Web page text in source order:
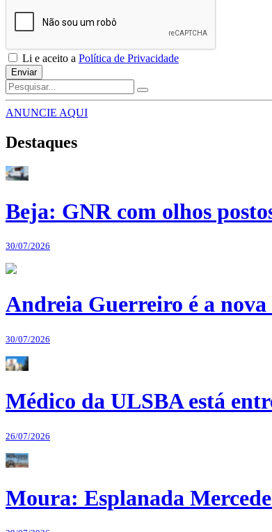
Li e aceito a Política de Privacidade
Enviar
ANUNCIE AQUI
Destaques
Beja: GNR com olhos
30/07/2026
Andreia Guerreiro é a
30/07/2026
Médico da ULSBA está
26/07/2026
Moura: Esplanada